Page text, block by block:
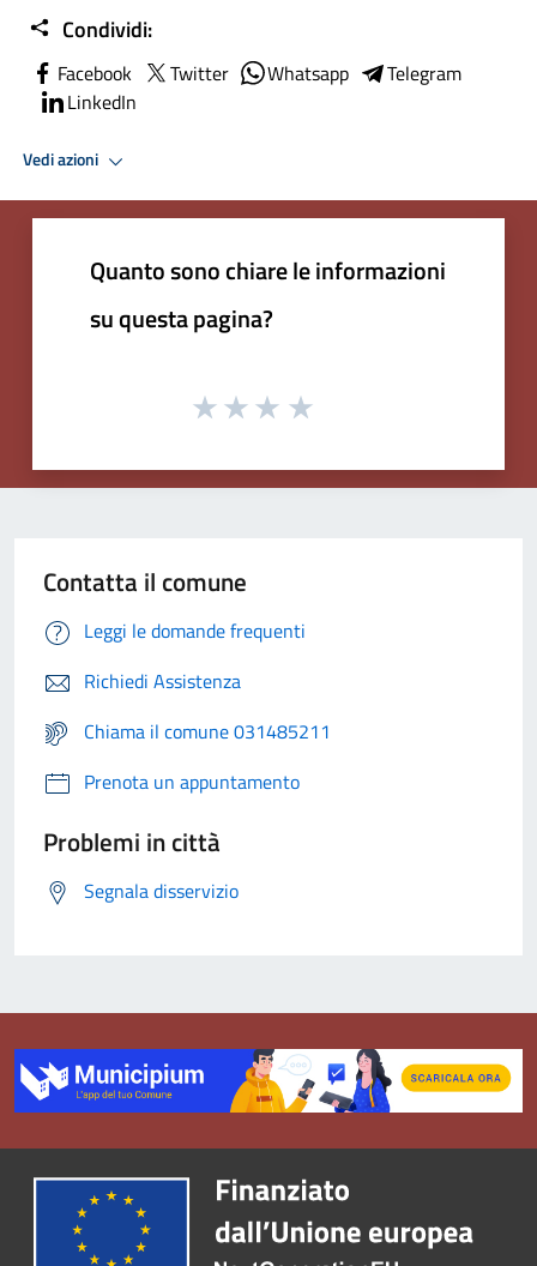
Condividi:
Facebook Twitter Whatsapp
Telegram
LinkedIn
Vedi azioni
Quanto sono chiare le informazioni
su questa pagina?
Contatta il comune
Leggi le domande frequenti
Richiedi Assistenza
Chiama il comune 031485211
Prenota un appuntamento
Problemi in città
Segnala disservizio